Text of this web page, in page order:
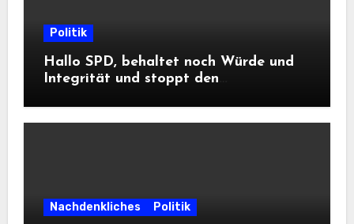
Politik
Hallo SPD, behaltet noch Würde und
Integrität und stoppt den
Nachdenkliches Politik